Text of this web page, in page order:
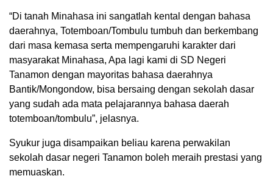
“Di tanah Minahasa ini sangatlah kental dengan bahasa
daerahnya, Totemboan/Tombulu tumbuh dan berkembang
dari masa kemasa serta mempengaruhi karakter dari
masyarakat Minahasa, Apa lagi kami di SD Negeri
Tanamon dengan mayoritas bahasa daerahnya
Bantik/Mongondow, bisa bersaing dengan sekolah dasar
yang sudah ada mata pelajarannya bahasa daerah
totemboan/tombulu”, jelasnya.
Syukur juga disampaikan beliau karena perwakilan
sekolah dasar negeri Tanamon boleh meraih prestasi yang
memuaskan.